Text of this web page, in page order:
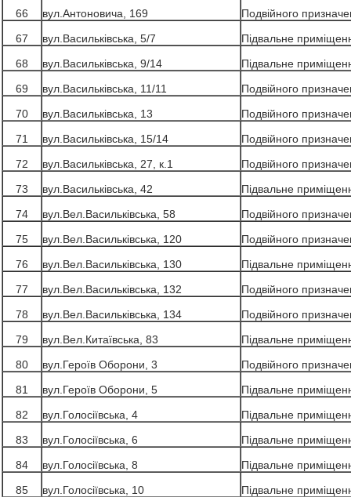
66
вул.Антоновича, 169
Подвійного
67
вул.Васильківська, 5/7
Підвальне
68
вул.Васильківська, 9/14
Підвальне
69
вул.Васильківська, 11/11
Подвійного
70
вул.Васильківська, 13
Подвійного
71
вул.Васильківська, 15/14
Подвійного
72
вул.Васильківська, 27, к.1
Подвійного
73
вул.Васильківська, 42
Підвальне
74
вул.Вел.Васильківська, 58
Подвійного
75
вул.Вел.Васильківська, 120
Подвійного
76
вул.Вел.Васильківська, 130
Підвальне
77
вул.Вел.Васильківська, 132
Подвійного
78
вул.Вел.Васильківська, 134
Подвійного
79
вул.Вел.Китаївська, 83
Підвальне
80
вул.Героїв Оборони, 3
Подвійного
81
вул.Героїв Оборони, 5
Підвальне
82
вул.Голосіївська, 4
Підвальне
83
вул.Голосіївська, 6
Підвальне
84
вул.Голосіївська, 8
Підвальне
85
вул.Голосіївська, 10 Підвальне